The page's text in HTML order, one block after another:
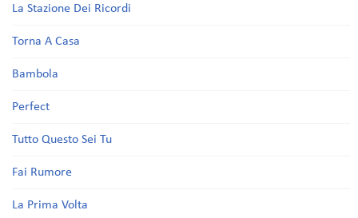
La Stazione Dei Ricordi
Torna A Casa
Bambola
Perfect
Tutto Questo Sei Tu
Fai Rumore
La Prima Volta